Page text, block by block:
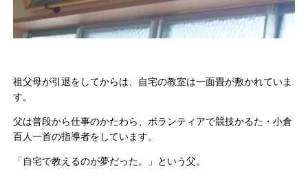
祖父母が引退をしてからは、自宅の教室は一面畳が敷かれていま
す。
父は普段から仕事のかたわら、ボランティアで競技かるた・小倉
百人一首の指導者をしています。
「自宅で教えるのが夢だった。」という父。